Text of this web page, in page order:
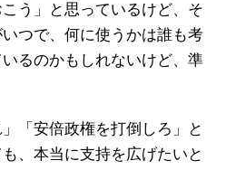
う」と思っているけど、そ
つで、何に使うかは誰も考
るのかもしれないけど、準
「安倍政権を打倒しろ」と
、本当に支持を広げたいと